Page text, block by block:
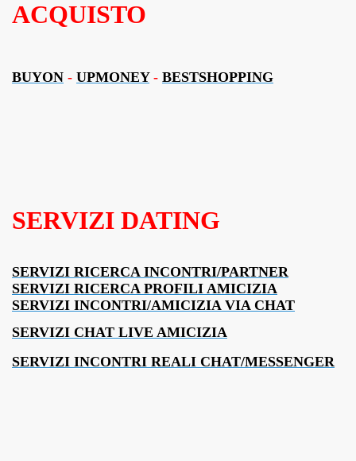
ACQUISTO
BUYON - UPMONEY- BESTSHOPPING
SERVIZI DATING
SERVIZI RICERCA INCONTRI/PARTNER
SERVIZI RICERCA PROFILI AMICIZIA
SERVIZI INCONTRI/AMICIZIA VIA CHAT
SERVIZI CHAT LIVE AMICIZIA
SERVIZI INCONTRI REALI CHAT/MESSENGER